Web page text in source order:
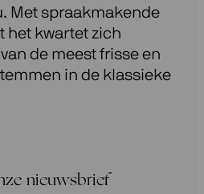
Met spraakmakende
het kwartet zich
de meest frisse en
in de klassieke
nieuwsbrief